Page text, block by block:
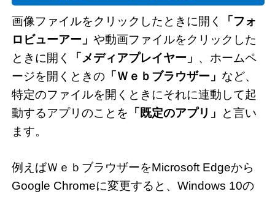
画像ファイルをクリックしたときに開く
「フォ
ロビューアー」 や動画ファイルをクリックした
ときに開く
「メディアプレイヤー」 、ホームペ
ージを開くときの「Ｗｅｂブラウザー」 など、
特定のファイルを開くときにそれに連動して起
動するアプリのことを 「既定のアプリ」
と言い
ます。
例えばＷｅｂブラウザーをMicrosoft Edgeから
Google Chromeに変更すると、Windows 10の